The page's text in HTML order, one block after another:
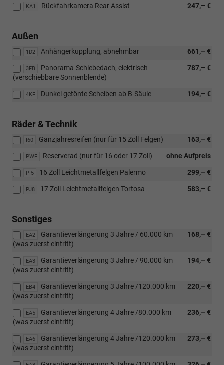
KA1 247,– €
Rückfahrkamera Rear Assist
Außen
1D2 661,– €
Anhängerkupplung, abnehmbar
3FB 787,– €
Panorama-Schiebedach, elektrisch
(verschiebbare Sonnenblende)
4KF 194,– €
Dunkel getönte Scheiben ab B-Säule
Räder & Technik
I60 163,– €
Ganzjahresreifen (nur für 15 Zoll Felgen)
PWF ohne Aufpreis
Reserverad (nur für 16 oder 17 Zoll)
PI5 299,– €
16 Zoll Leichtmetallfelgen Palermo
PJ8 583,– €
17 Zoll Leichtmetallfelgen Tortosa
Sonstiges
EA2 168,– €
Garantieverlängerung 3 Jahre / 60.000 km
(was zuerst eintritt)
EA3 194,– €
Garantieverlängerung 3 Jahre / 90.000 km
(was zuerst eintritt)
EB4 220,– €
Garantieverlängerung 3 Jahre /120.000 km
(was zuerst eintritt)
EA5 236,– €
Garantieverlängerung 4 Jahre /80.000 km
(was zuerst eintritt)
EA6 273,– €
Garantieverlängerung 4 Jahre /120.000 km
(was zuerst eintritt)